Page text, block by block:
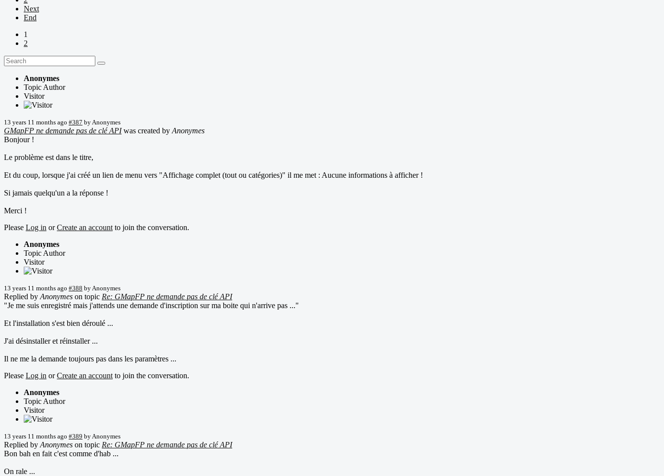
Next
End
1
2
Anonymes
Topic Author
Visitor
13 years 11 months ago #387 by Anonymes
GMapFP ne demande pas de clé APIwas created by Anonymes
Bonjour !
Le problème est dans le titre,
Et du coup, lorsque j'ai créé un lien de menu vers "Affichage complet (tout ou catégories)" il me met : Aucune informations à afficher !
Si jamais quelqu'un a la réponse !
Merci !
Please Log in orCreate an account to join the conversation.
Anonymes
Topic Author
Visitor
13 years 11 months ago #388 by Anonymes
Replied by Anonymes on topic Re: GMapFP ne demande pas de clé API
"Je me suis enregistré mais j'attends une demande d'inscription sur ma boite qui n'arrive pas ..."
Et l'installation s'est bien déroulé ...
J'ai désinstaller et réinstaller ...
Il ne me la demande toujours pas dans les paramètres ...
Please Log in orCreate an account to join the conversation.
Anonymes
Topic Author
Visitor
13 years 11 months ago #389 by Anonymes
Replied by Anonymes on topic Re: GMapFP ne demande pas de clé API
Bon bah en fait c'est comme d'hab ...
On rale ...